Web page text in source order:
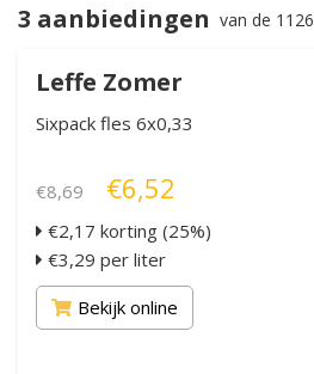
3 aanbiedingen van de 1126
Leffe Zomer
Sixpack fles 6x0,33
€8,69 €6,52
€2,17 korting (25%)
€3,29 per liter
Bekijk online